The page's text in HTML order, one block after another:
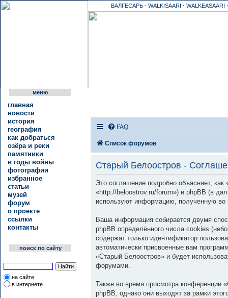
ВАЛГЕСАРЬ · WALKISAARI · WALKEASAARI ·
меню
главная
новости
история
география
как добраться
озёра и реки
памятники
в годы войны
фотографии
избранное
статьи
музей
форум
о проекте
ссылки
контакты
поиск по сайту
на сайте
в интернете
FAQ
Список форумов
Старый Белоостров -
Это соглашение подробно объясняет,
«http://beloostrov.ru/forum») и phpBB (в
используют информацию, полученную
Ваша информация собирается двумя
phpBB определённого числа cookies
содержат только идентификатор
автоматически присвоенные вам
«Старый Белоостров» и будет
форумами.
Также во время просмотра конференции
phpBB, однако они выходят за рамки